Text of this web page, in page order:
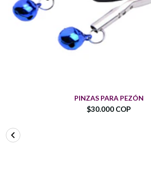
PINZAS PARA PEZÓN
$30.000 COP